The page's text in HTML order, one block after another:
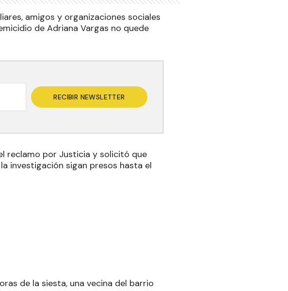
amigos y organizaciones sociales
de Adriana Vargas no quede
RECIBIR NEWSLETTER
reclamo por Justicia y solicitó que
investigación sigan presos hasta el
de la siesta, una vecina del barrio